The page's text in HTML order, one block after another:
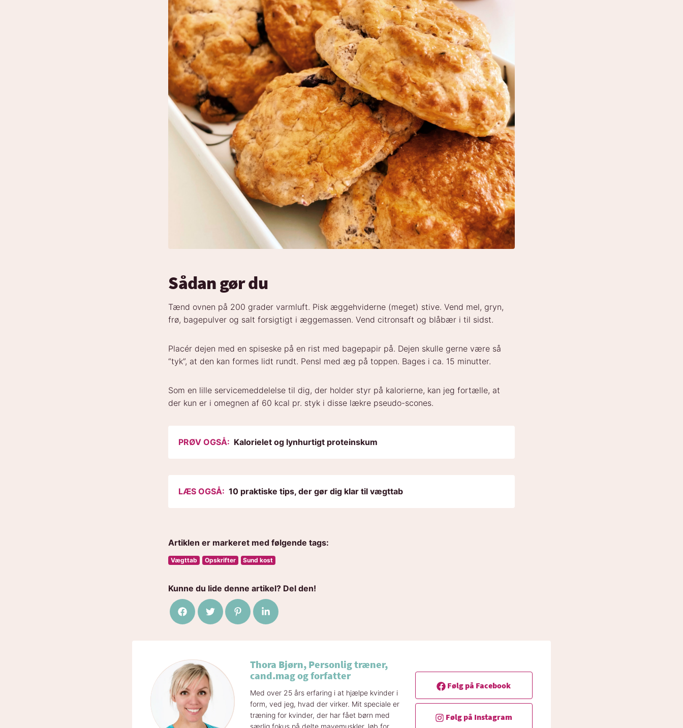
Sådan gør du
Tænd ovnen på 200 grader varmluft. Pisk æggehviderne (meget) stive. Vend mel, gryn,
frø, bagepulver og salt forsigtigt i æggemassen. Vend citronsaft og blåbær i til sidst.
Placér dejen med en spiseske på en rist med bagepapir på. Dejen skulle gerne være så
“tyk”, at den kan formes lidt rundt. Pensl med æg på toppen. Bages i ca. 15 minutter.
Som en lille servicemeddelelse til dig, der holder styr på kalorierne, kan jeg fortælle, at
der kun er i omegnen af 60 kcal pr. styk i disse lækre pseudo-scones.
PRØV OGSÅ: Kalorielet og lynhurtigt proteinskum
LÆS OGSÅ: 10 praktiske tips, der gør dig klar til vægttab
Artiklen er markeret med følgende tags:
Vægttab Opskrifter Sund kost
Kunne du lide denne artikel? Del den!
Del på Facebook
Del på TwitterDel på Pinterest
Del på LinkedIn
Thora Bjørn, Personlig træner,
cand.mag og forfatter
Med over 25 års erfaring i at hjælpe kvinder i
form, ved jeg, hvad der virker. Mit speciale er
træning for kvinder, der har fået børn med
Følg på Facebook
Følg på Instagram